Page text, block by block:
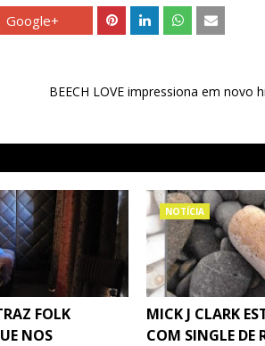
Google+
BEECH LOVE impressiona em novo
FOLK
NOS
NOTÍCIA
MICK J CLARK
COM SINGLE DE